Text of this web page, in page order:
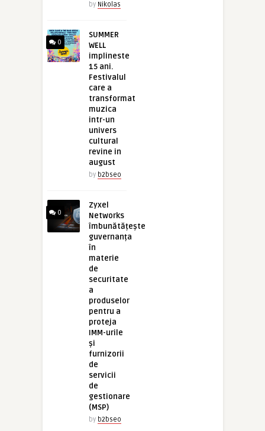
by Nikolas
0
SUMMER
WELL
implineste
15 ani.
Festivalul
care a
transformat
muzica
intr-un
univers
cultural
revine in
august
by b2bseo
0
Zyxel
Networks
îmbunătățește
guvernanța
în
materie
de
securitate
a
produselor
pentru a
proteja
IMM-urile
și
furnizorii
de
servicii
de
gestionare
(MSP)
by b2bseo